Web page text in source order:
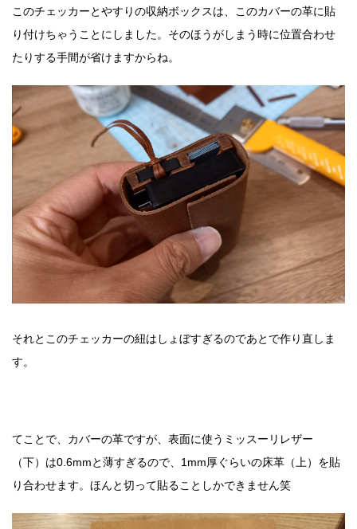
このチェッカーとやすりの収納ボックスは、このカバーの革に貼
り付けちゃうことにしました。そのほうがしまう時に位置合わせ
たりする手間が省けますからね。
それとこのチェッカーの紐はしょぼすぎるのであとで作り直しま
す。
てことで、カバーの革ですが、表面に使うミッスーリレザー
（下）は0.6mmと薄すぎるので、1mm厚ぐらいの床革（上）を貼
り合わせます。ほんと切って貼ることしかできません笑